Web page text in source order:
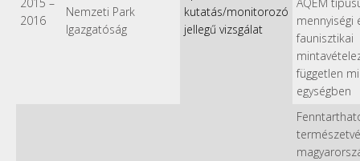
2016
Nemzeti Park
Igazgatóság
kutatás/monitorozó
jellegű vizsgálat
mennyiségi
faunisztikai
független
egységben